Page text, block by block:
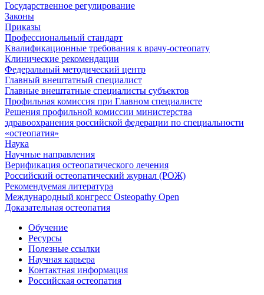
Государственное регулирование
Законы
Приказы
Профессиональный стандарт
Квалификационные требования к врачу-остеопату
Клинические рекомендации
Федеральный методический центр
Главный внештатный специалист
Главные внештатные специалисты субъектов
Профильная комиссия при Главном специалисте
Решения профильной комиссии министерства
здравоохранения российской федерации по специальности
«остеопатия»
Наука
Научные направления
Верификация остеопатического лечения
Российский остеопатический журнал (РОЖ)
Рекомендуемая литература
Международный конгресс Osteopathy Open
Доказательная остеопатия
Обучение
Ресурсы
Полезные ссылки
Научная карьера
Контактная информация
Российская остеопатия